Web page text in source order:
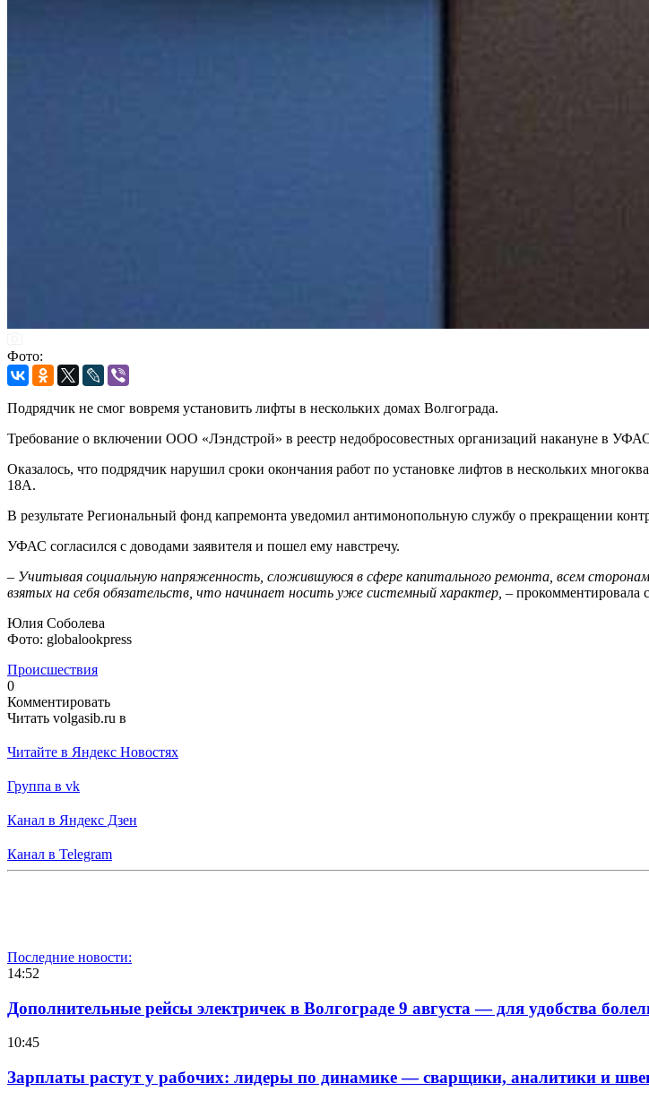
Фото:
Подрядчик не смог вовремя установить лифты в нескольких домах Волгограда.
Требование о включении ООО «Лэндстрой» в реестр недобросовестных организаций накануне в
Оказалось, что подрядчик нарушил сроки окончания работ по установке лифтов в нескольких
18А.
В результате Региональный фонд капремонта уведомил антимонопольную службу о прекращении
УФАС согласился с доводами заявителя и пошел ему навстречу.
– Учитывая социальную напряженность, сложившуюся в сфере капитального ремонта, всем
взятых на себя обязательств, что начинает носить уже системный характер, – прокомментировала
Юлия Соболева
Фото: globalookpress
Происшествия
0
Комментировать
Читать volgasib.ru в
Читайте в Яндекс Новостях
Группа в vk
Канал в Яндекс Дзен
Канал в Telegram
Последние новости:
14:52
Дополнительные рейсы электричек в Волгограде 9 августа — для удобства
10:45
Зарплаты растут у рабочих: лидеры по динамике — сварщики, аналитики и